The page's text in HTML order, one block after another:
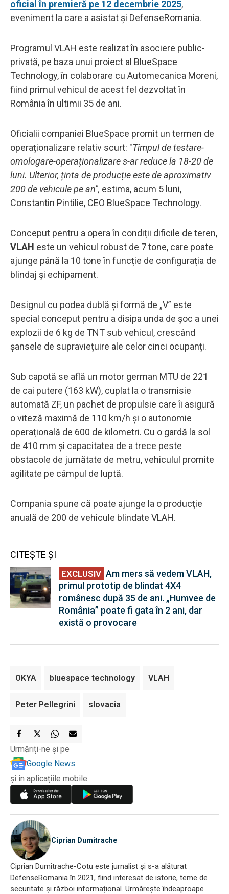
oficial în premieră pe 12 decembrie 2025,
eveniment la care a asistat și DefenseRomania.
Programul VLAH este realizat în asociere public-
privată, pe baza unui proiect al BlueSpace
Technology, în colaborare cu Automecanica Moreni,
fiind primul vehicul de acest fel dezvoltat în
România în ultimii 35 de ani.
Oficialii companiei BlueSpace promit un termen de
operaționalizare relativ scurt: "Timpul de testare-
omologare-operaționalizare s-ar reduce la 18-20 de
luni. Ulterior, ținta de producție este de aproximativ
200 de vehicule pe an", estima, acum 5 luni,
Constantin Pintilie, CEO BlueSpace Technology.
Conceput pentru a opera în condiții dificile de teren,
VLAH este un vehicul robust de 7 tone, care poate
ajunge până la 10 tone în funcție de configurația de
blindaj și echipament.
Designul cu podea dublă și formă de „V” este
special conceput pentru a disipa unda de șoc a unei
explozii de 6 kg de TNT sub vehicul, crescând
șansele de supraviețuire ale celor cinci ocupanți.
Sub capotă se află un motor german MTU de 221
de cai putere (163 kW), cuplat la o transmisie
automată ZF, un pachet de propulsie care îi asigură
o viteză maximă de 110 km/h și o autonomie
operațională de 600 de kilometri. Cu o gardă la sol
de 410 mm și capacitatea de a trece peste
obstacole de jumătate de metru, vehiculul promite
agilitate pe câmpul de luptă.
Compania spune că poate ajunge la o producție
anuală de 200 de vehicule blindate VLAH.
CITEȘTE ȘI
EXCLUSI
V
EXCLUSIV Am mers să vedem VLAH,
primul prototip de blindat 4X4
românesc după 35 de ani. „Humvee de
România” poate fi gata în 2 ani, dar
există o provocare
OKYA bluespace technology VLAH
Peter Pellegrini slovacia
Urmăriți-ne și pe
Google News
și în aplicațiile mobile
Ciprian Dumitrache
Ciprian Dumitrache-Cotu este jurnalist și s-a alăturat
DefenseRomania în 2021, fiind interesat de istorie, teme de
securitate și război informațional. Urmărește îndeaproape